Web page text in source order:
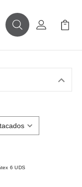
BuscarMi Cuenta
Mi
6 UDS